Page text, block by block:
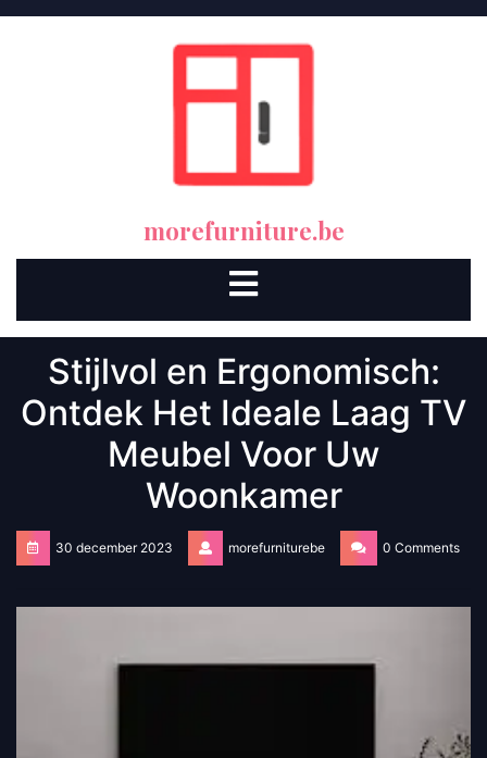
morefurniture.be
Open
Button
Stijlvol en Ergonomisch:
Ontdek Het Ideale Laag TV
Meubel Voor Uw
Woonkamer
30 december 2023 morefurniturebe 0 Comments